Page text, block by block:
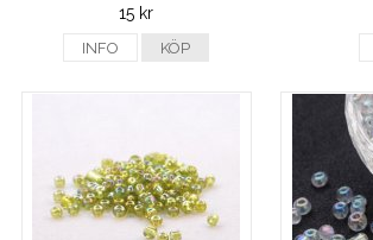
15 kr
INFO KÖP